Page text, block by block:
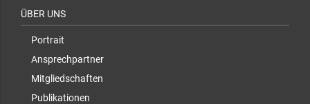
ÜBER UNS
Portrait
Ansprechpartner
Mitgliedschaften
Publikationen